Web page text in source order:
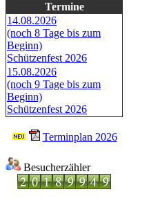
Termine
14.08.2026
(noch 8 Tage bis zum
Beginn)
Schützenfest 2026
15.08.2026
(noch 9 Tage bis zum
Beginn)
Schützenfest 2026
Terminplan 2026
Besucherzähler